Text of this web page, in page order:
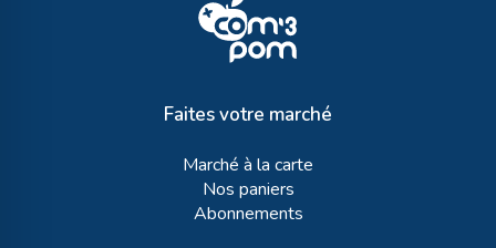
Faites votre marché
Marché à la carte
Nos paniers
Abonnements